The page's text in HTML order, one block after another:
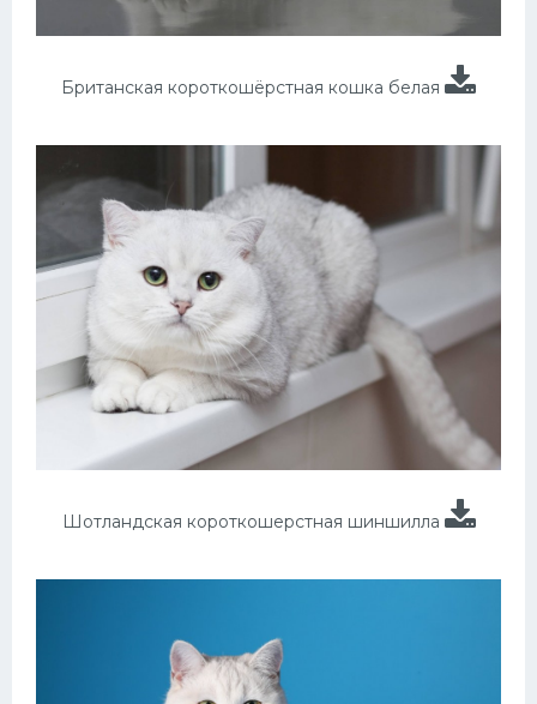
Британская короткошёрстная кошка белая
Шотландская короткошерстная шиншилла